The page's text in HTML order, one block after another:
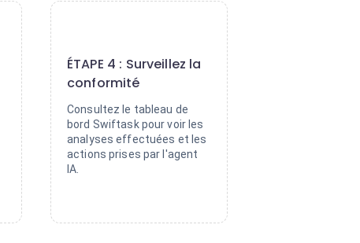
ÉTAPE 4 : Surveillez la
conformité
Consultez le tableau de
bord Swiftask pour voir les
analyses effectuées et les
actions prises par l'agent
IA.